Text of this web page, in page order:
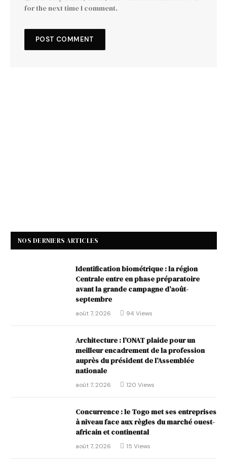
for the next time I comment.
NOS DERNIERS ARTICLES
Identification biométrique : la région
Centrale entre en phase préparatoire
avant la grande campagne d’août-
septembre
août 7, 2026 94 Views
Architecture : l’ONAT plaide pour un
meilleur encadrement de la profession
auprès du président de l’Assemblée
nationale
août 7, 2026 120 Views
Concurrence : le Togo met ses entreprises
à niveau face aux règles du marché ouest-
africain et continental
août 7, 2026 15 Views